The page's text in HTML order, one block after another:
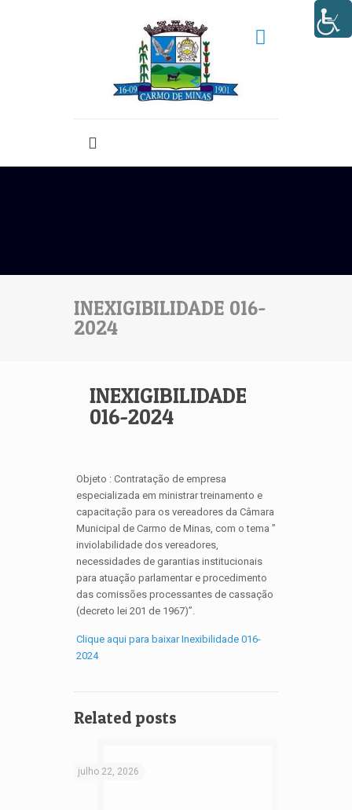
INEXIGIBILIDADE 016-
2024
INEXIGIBILIDADE
016-2024
Objeto : Contratação de empresa
especializada em ministrar treinamento e
capacitação para os vereadores da Câmara
Municipal de Carmo de Minas, com o tema ”
inviolabilidade dos vereadores,
necessidades de garantias institucionais
para atuação parlamentar e procedimento
das comissões processantes de cassação
(decreto lei 201 de 1967)”.
Clique aqui para baixar Inexibilidade 016-
2024
Related posts
julho 22, 2026